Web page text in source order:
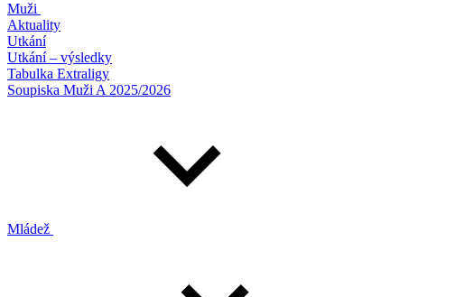
Muži
Aktuality
Utkání
Utkání – výsledky
Tabulka Extraligy
Soupiska Muži A 2025/2026
Mládež